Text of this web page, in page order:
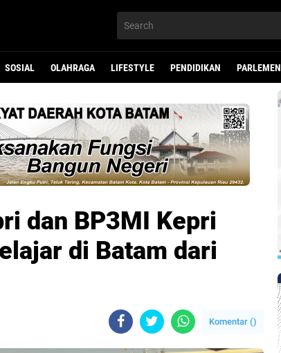
SOSIAL OLAHRAGA LIFESTYLE PENDIDIKAN PARLEMEN
dan BP3MI Kepri
di Batam dari
Komentar ()